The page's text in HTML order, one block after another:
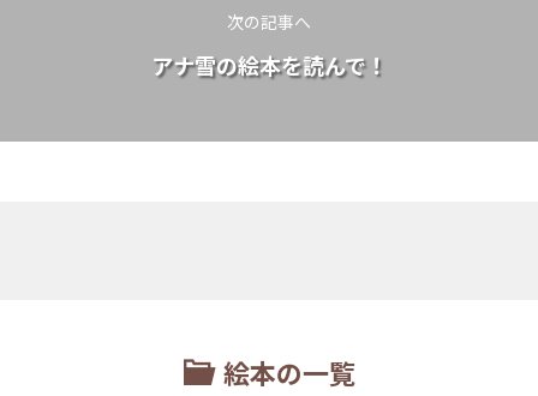
次の記事へ
アナ雪の絵本を読んで！
絵本の一覧